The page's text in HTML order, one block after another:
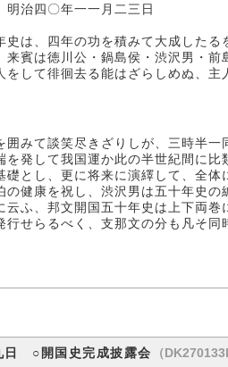
治四〇年一一月二三日
は、四年の功を積みて大成した
賓は徳川公・鍋島侯・渋沢男・
して徘徊去る能はざらしめぬ、
みて談笑尽きざりしが、三時半
発して我国運か此の半世紀間に
とし、更に将来に演繹して、全
健康を祝し、渋沢男は五十年史
ふ、邦文開国五十年史は上下両
せらるべく、支那文の分も凡そ
○開国史完成披露会
（